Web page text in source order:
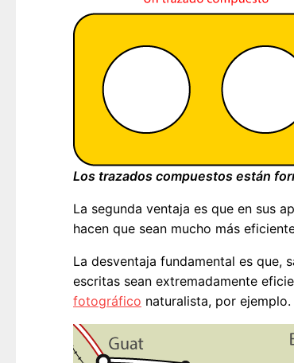
Los trazados compuestos están
La segunda ventaja es que en sus
hacen que sean mucho más
La desventaja fundamental es que,
escritas sean extremadamente
fotográfico naturalista, por ejemplo.